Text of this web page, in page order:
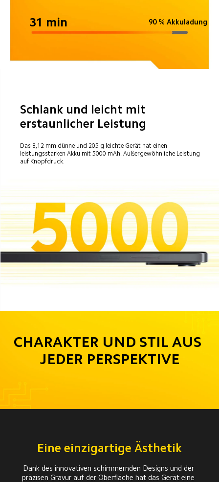
31 min 90 % Akkuladung
Schlank und leicht mit
erstaunlicher Leistung
Das 8,12 mm dünne und 205 g leichte Gerät hat einen
leistungsstarken Akku mit 5000 mAh. Außergewöhnliche Leistung
auf Knopfdruck.
CHARAKTER UND STIL AUS
JEDER PERSPEKTIVE
Eine einzigartige Ästhetik
Dank des innovativen schimmernden Designs und der
präzisen Gravur auf der Oberfläche hat das Gerät eine